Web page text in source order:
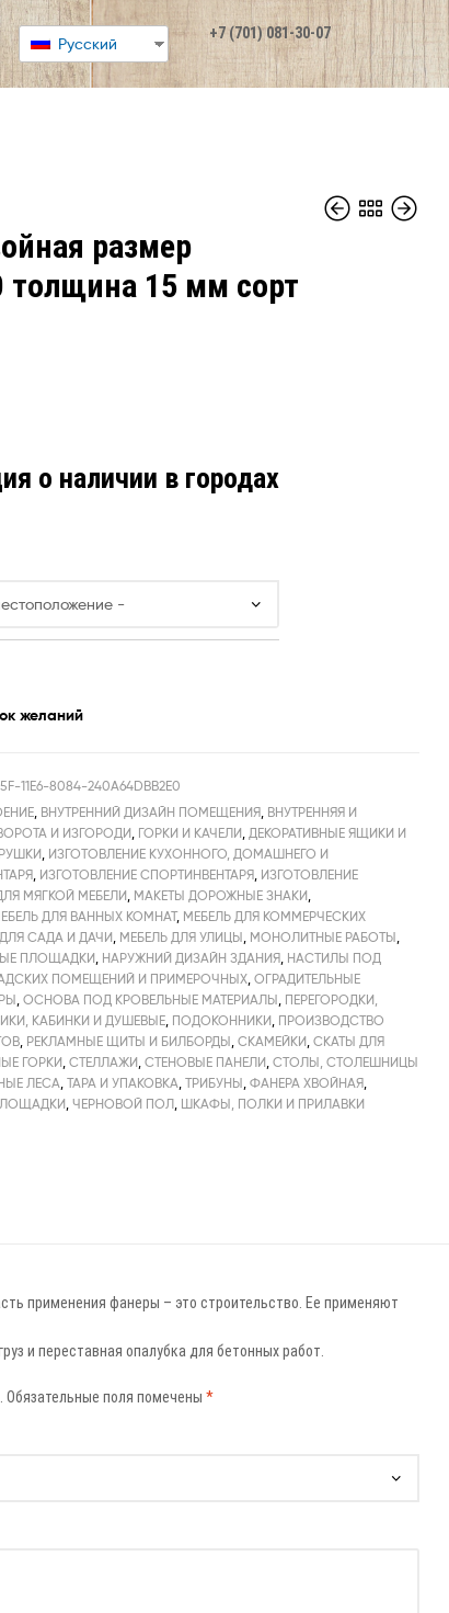
Русский
+7 (701) 081-30-07
размер
толщина 15 мм сорт
о наличии в городах
желаний
11E6-8084-240A64DBB2E0
ВНУТРЕННИЙ ДИЗАЙН ПОМЕЩЕНИЯ ВНУТРЕННЯЯ И
И ИЗГОРОДИ ГОРКИ И КАЧЕЛИ ДЕКОРАТИВНЫЕ ЯЩИКИ И
ИЗГОТОВЛЕНИЕ КУХОННОГО, ДОМАШНЕГО И
ИЗГОТОВЛЕНИЕ СПОРТИНВЕНТАРЯ ИЗГОТОВЛЕНИЕ
МЯГКОЙ МЕБЕЛИ МАКЕТЫ ДОРОЖНЫЕ ЗНАКИ
ДЛЯ ВАННЫХ КОМНАТ, МЕБЕЛЬ ДЛЯ КОММЕРЧЕСКИХ
САДА И ДАЧИ МЕБЕЛЬ ДЛЯ УЛИЦЫ МОНОЛИТНЫЕ РАБОТЫ
ПЛОЩАДКИ НАРУЖНИЙ ДИЗАЙН ЗДАНИЯ НАСТИЛЫ ПОД
ПОМЕЩЕНИЙ И ПРИМЕРОЧНЫХ ,ОГРАДИТЕЛЬНЫЕ
,ОСНОВА ПОД КРОВЕЛЬНЫЕ МАТЕРИАЛЫ ПЕРЕГОРОДКИ,
КАБИНКИ И ДУШЕВЫЕ ПОДОКОННИКИ ПРОИЗВОДСТВО
РЕКЛАМНЫЕ ЩИТЫ И БИЛБОРДЫ ,СКАМЕЙКИ ,СКАТЫ ДЛЯ
ГОРКИ ,СТЕЛЛАЖИ ,СТЕНОВЫЕ ПАНЕЛИ ,СТОЛЫ, СТОЛЕШНИЦЫ
ЛЕСА ,ТАРА И УПАКОВКА ,ТРИБУНЫ ,ФАНЕРА ХВОЙНАЯ
,ЧЕРНОВОЙ ПОЛ ШКАФЫ, ПОЛКИ И ПРИЛАВКИ
применения фанеры – это строительство. Ее применяют
и переставная опалубка для бетонных работ.
Обязательные поля помечены *